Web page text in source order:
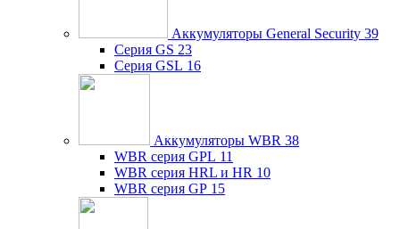
Аккумуляторы General Security 39
Серия GS 23
Серия GSL 16
Аккумуляторы WBR 38
WBR серия GPL 11
WBR серия HRL и HR 10
WBR серия GP 15